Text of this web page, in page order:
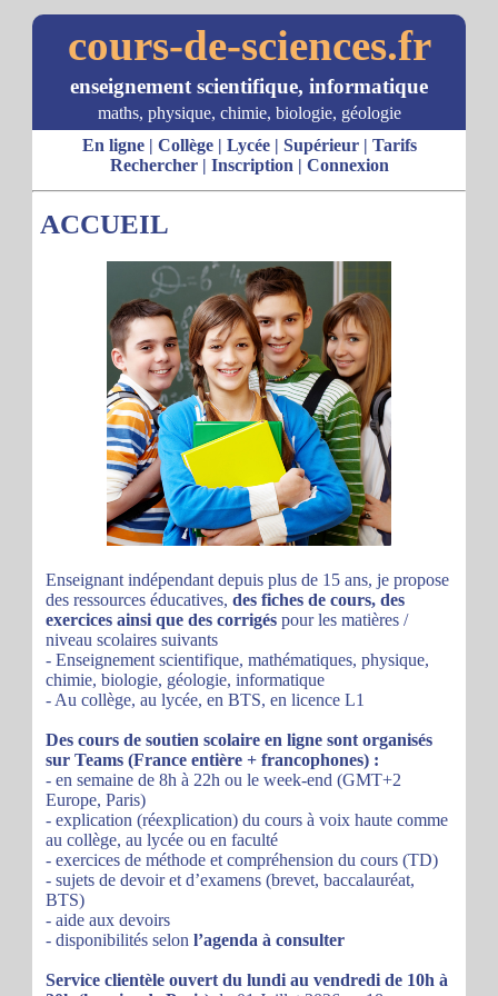
cours-de-sciences.fr
enseignement scientifique, informatique
maths, physique, chimie, biologie, géologie
En ligne| Collège| Lycée| Supérieur| Tarifs
Rechercher| Inscription | Connexion
ACCUEIL
Enseignant indépendant depuis plus de 15 ans, je propose
des ressources éducatives, des fiches de cours, des
exercices ainsi que des corrigés pour les matières /
niveau scolaires suivants
- Enseignement scientifique, mathématiques, physique,
chimie, biologie, géologie, informatique
- Au collège, au lycée, en BTS, en licence L1
Des cours de soutien scolaire en ligne sont organisés
sur Teams (France entière + francophones) :
- en semaine de 8h à 22h ou le week-end (GMT+2
Europe, Paris)
- explication (réexplication) du cours à voix haute comme
au collège, au lycée ou en faculté
- exercices de méthode et compréhension du cours (TD)
- sujets de devoir et d’examens (brevet, baccalauréat,
BTS)
- aide aux devoirs
- disponibilités selon l’agenda à consulter
Service clientèle ouvert du lundi au vendredi de 10h à